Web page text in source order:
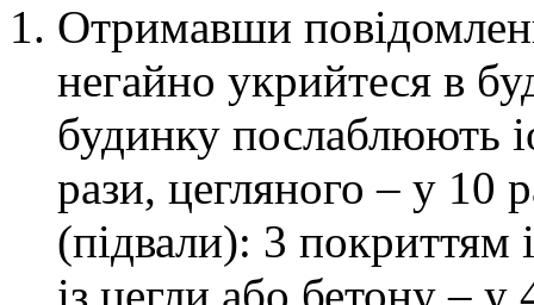
Отримавши
негайно укрийтеся в
будинку послаблюють
рази, цегляного – у 10
(підвали): 3 покриттям